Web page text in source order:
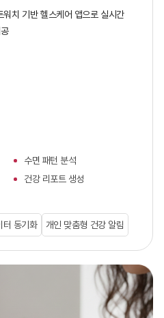
치 기반 헬스케어 앱으로 실시간
수면 패턴 분석
건강 리포트 생성
터 동기화 개인 맞춤형 건강 알림